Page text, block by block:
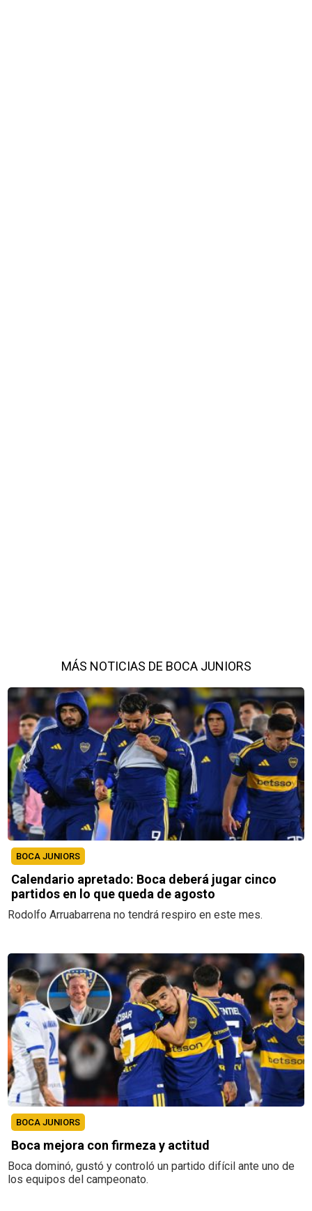
MÁS NOTICIAS DE BOCA JUNIORS
BOCA JUNIORS
Calendario apretado: Boca deberá jugar cinco
partidos en lo que queda de agosto
Rodolfo Arruabarrena no tendrá respiro en este mes.
BOCA JUNIORS
Boca mejora con firmeza y actitud
Boca dominó, gustó y controló un partido difícil ante uno de
los equipos del campeonato.